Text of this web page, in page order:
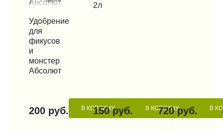
КУПИТЬ В 1 КЛИК
Удобрение
для
фикусов
и
монстер
Абсолют
200 руб. В КОРЗИНУ
2л
150 руб. В КОРЗИНУ
720 руб. В